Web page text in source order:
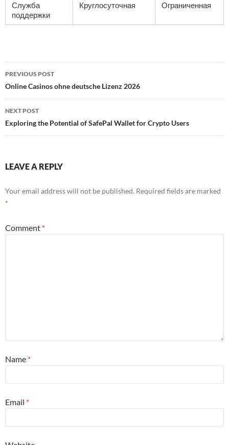
Служба
поддержки
Круглосуточная Ограниченная
Post
navigation
PREVIOUS POST
Online Casinos ohne deutsche Lizenz 2026
NEXT POST
Exploring the Potential of SafePal Wallet for Crypto Users
LEAVE A REPLY
Your email address will not be published. Required fields are marked
*
Comment *
Name *
Email *